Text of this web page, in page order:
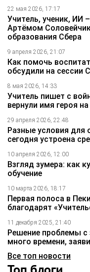
22 мая 2026, 17:17
Учитель, ученик, ИИ
Артёмом
образования Сбера
9 апреля 2026, 21:07
Как помочь
обсудили на
8 мая 2026, 14:33
Учитель пишет с
вернули имя героя
29 апреля 2026, 22:48
Разные условия для
сегодня устроена
10 апреля 2026, 12:00
Взгляд зумера: как
обучение
10 марта 2026, 18:17
Первая полоса в
благодарят
11 декабря 2025, 21:40
Решение проблемы с
много времени,
Все топ новости